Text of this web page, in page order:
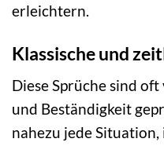
erleichtern.
Klassische und
Diese Sprüche sind
und Beständigkeit
nahezu jede